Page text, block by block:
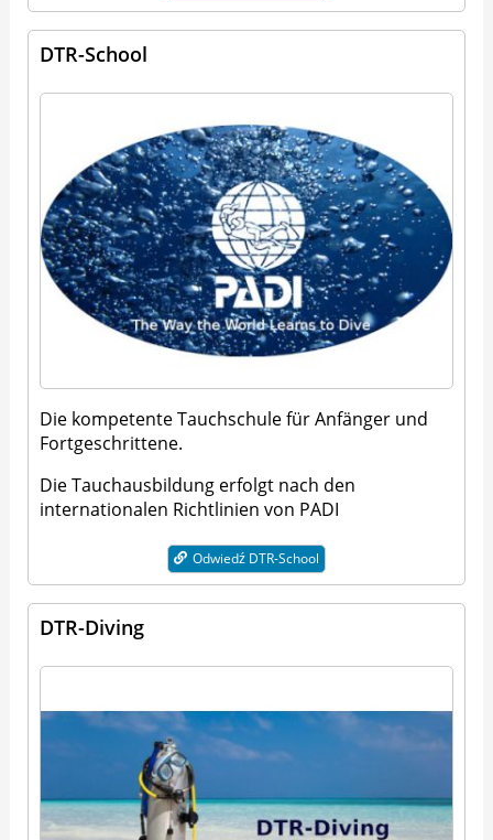
DTR-School
Die kompetente Tauchschule für Anfänger und
Fortgeschrittene.
Die Tauchausbildung erfolgt nach den
internationalen Richtlinien von PADI
Odwiedź DTR-School
DTR-Diving